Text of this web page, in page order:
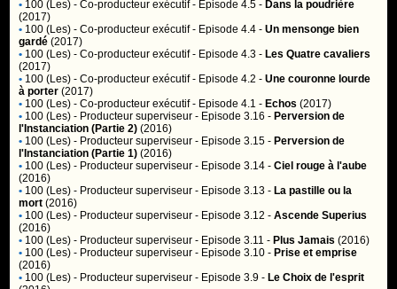
• 100 (Les) - Co-producteur exécutif - Episode 4.5 - Dans la poudrière
(2017)
• 100 (Les) - Co-producteur exécutif - Episode 4.4 -Un mensonge bien
gardé (2017)
• 100 (Les) - Co-producteur exécutif - Episode 4.3 - Les Quatre cavaliers
(2017)
• 100 (Les) - Co-producteur exécutif - Episode 4.2 -Une couronne lourde
à porter (2017)
• 100 (Les) - Co-producteur exécutif - Episode 4.1 - Echos (2017)
• 100 (Les) - Producteur superviseur - Episode 3.16 - Perversion de
l'Instanciation (Partie 2) (2016)
• 100 (Les) - Producteur superviseur - Episode 3.15 - Perversion de
l'Instanciation (Partie 1) (2016)
• 100 (Les) - Producteur superviseur - Episode 3.14 -Ciel rouge à l'aube
(2016)
• 100 (Les) - Producteur superviseur - Episode 3.13 - La pastille ou la
mort (2016)
• 100 (Les) - Producteur superviseur - Episode 3.12 -Ascende Superius
(2016)
• 100 (Les) - Producteur superviseur - Episode 3.11 - Plus Jamais (2016)
• 100 (Les) - Producteur superviseur - Episode 3.10 - Prise et emprise
(2016)
• 100 (Les) - Producteur superviseur - Episode 3.9 - Le Choix de l'esprit